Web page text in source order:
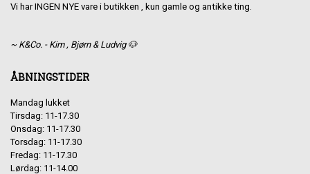
Vi har INGEN NYE vare i butikken , kun gamle og antikke ting.
~ K&Co. - Kim , Bjørn & Ludvig 🐶
ÅBNINGSTIDER
Mandag lukket
Tirsdag: 11-17.30
Onsdag: 11-17.30
Torsdag: 11-17.30
Fredag: 11-17.30
Lørdag: 11-14.00